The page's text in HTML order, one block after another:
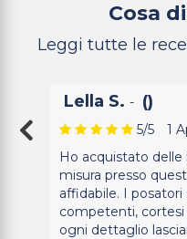
Cosa
Leggi tutte le
Lella S. - ()
5/5
1
Ho acquistato delle
misura presso
affidabile. I
competenti,
ogni dettaglio